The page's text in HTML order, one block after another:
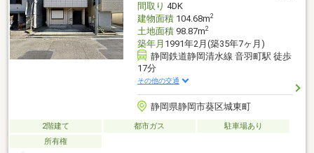
間取り 4DK
建物面積104.68m2
土地面積98.87m2
築年月 1991年2月(築35年7ヶ月)
静岡鉄道静岡清水線 音羽町駅 徒歩
17分
その他の交通
静岡県静岡市葵区城東町
2階建て 都市ガス
駐車場あり
所有権